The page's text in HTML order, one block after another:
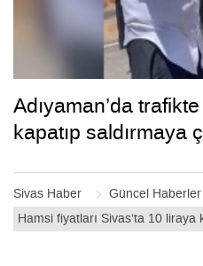
Sivas Haber
Güncel Haberler
Hamsi fiyatları Sivas’ta 10 liraya
Adıyaman’da
kapatıp saldırmaya